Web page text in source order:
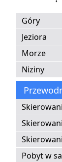
Góry
Jeziora
Morze
Niziny
Pobyt w